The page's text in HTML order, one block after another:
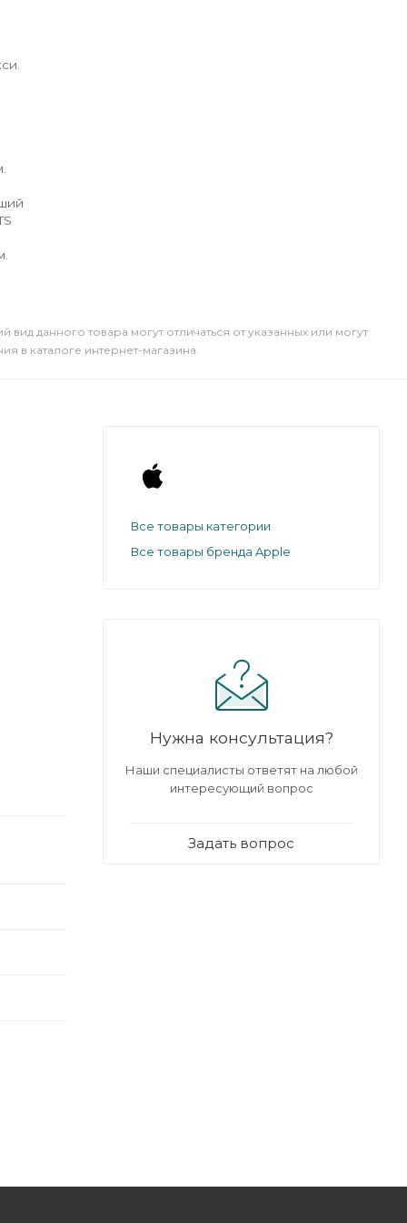
вид данного товара могут отличаться от указанных или могут
в каталоге интернет-магазина.
Все товары категории
Все товары бренда Apple
Нужна консультация?
Наши специалисты ответят на любой
интересующий вопрос
Задать вопрос